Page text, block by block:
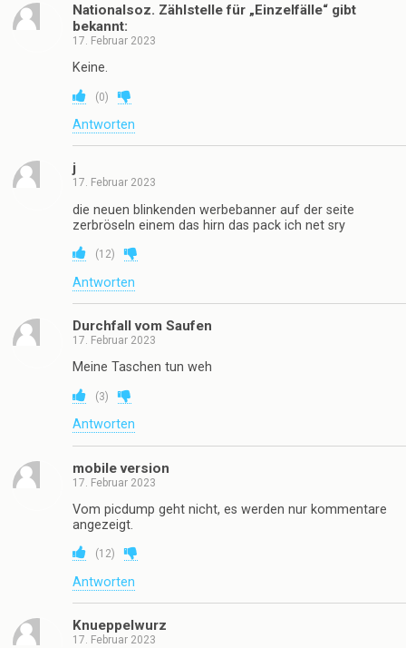
Nationalsoz. Zählstelle für „Einzelfälle“ gibt
bekannt:
17. Februar 2023
Keine.
(0)
Antworten
j
17. Februar 2023
die neuen blinkenden werbebanner auf der seite
zerbröseln einem das hirn das pack ich net sry
(12)
Antworten
Durchfall vom Saufen
17. Februar 2023
Meine Taschen tun weh
(3)
Antworten
mobile version
17. Februar 2023
Vom picdump geht nicht, es werden nur kommentare
angezeigt.
(12)
Antworten
Knueppelwurz
17. Februar 2023